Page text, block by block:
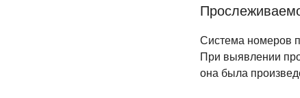
Система номеров
При выявлении
она была